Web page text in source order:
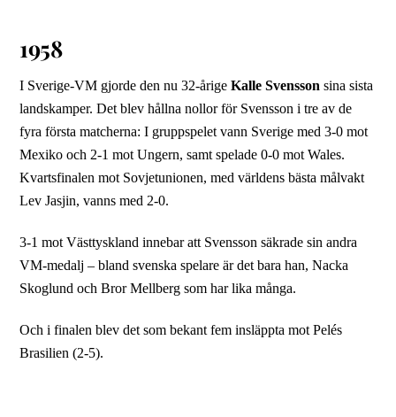
1958
I Sverige-VM gjorde den nu 32-årigeKalle Svensson sina sista
landskamper. Det blev hållna nollor för Svensson i tre av de
fyra första matcherna: I gruppspelet vann Sverige med 3-0 mot
Mexiko och 2-1 mot Ungern, samt spelade 0-0 mot Wales.
Kvartsfinalen mot Sovjetunionen, med världens bästa målvakt
Lev Jasjin, vanns med 2-0.
3-1 mot Västtyskland innebar att Svensson säkrade sin andra
VM-medalj – bland svenska spelare är det bara han, Nacka
Skoglund och Bror Mellberg som har lika många.
Och i finalen blev det som bekant fem insläppta mot Pelés
Brasilien (2-5).